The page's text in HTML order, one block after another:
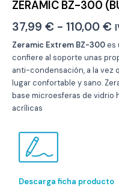
ZERAMIC BZ-300
37,99 € - 110,00 €
Zeramic Extrem BZ-300es
confiere al soporte unas
anti-condensación, a la vez
lugar confortable y sano.
base microesferas de vidrio
acrílicas
Descarga ficha producto